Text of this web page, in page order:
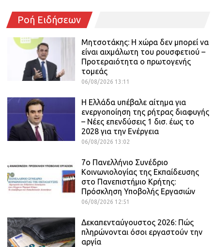
Ροή Ειδήσεων
Μητσοτάκης: Η χώρα δεν μπορεί να
είναι αιχμάλωτη του ρουσφετιού –
Προτεραιότητα ο πρωτογενής
τομεάς
06/08/2026 13:11
Η Ελλάδα υπέβαλε αίτημα για
ενεργοποίηση της ρήτρας διαφυγής
– Νέες επενδύσεις 1 δισ. έως το
2028 για την Ενέργεια
06/08/2026 13:02
7ο Πανελλήνιο Συνέδριο
Κοινωνιολογίας της Εκπαίδευσης
στο Πανεπιστήμιο Κρήτης:
Πρόσκληση Υποβολής Εργασιών
06/08/2026 12:51
Δεκαπενταύγουστος 2026: Πώς
πληρώνονται όσοι εργαστούν την
αργία